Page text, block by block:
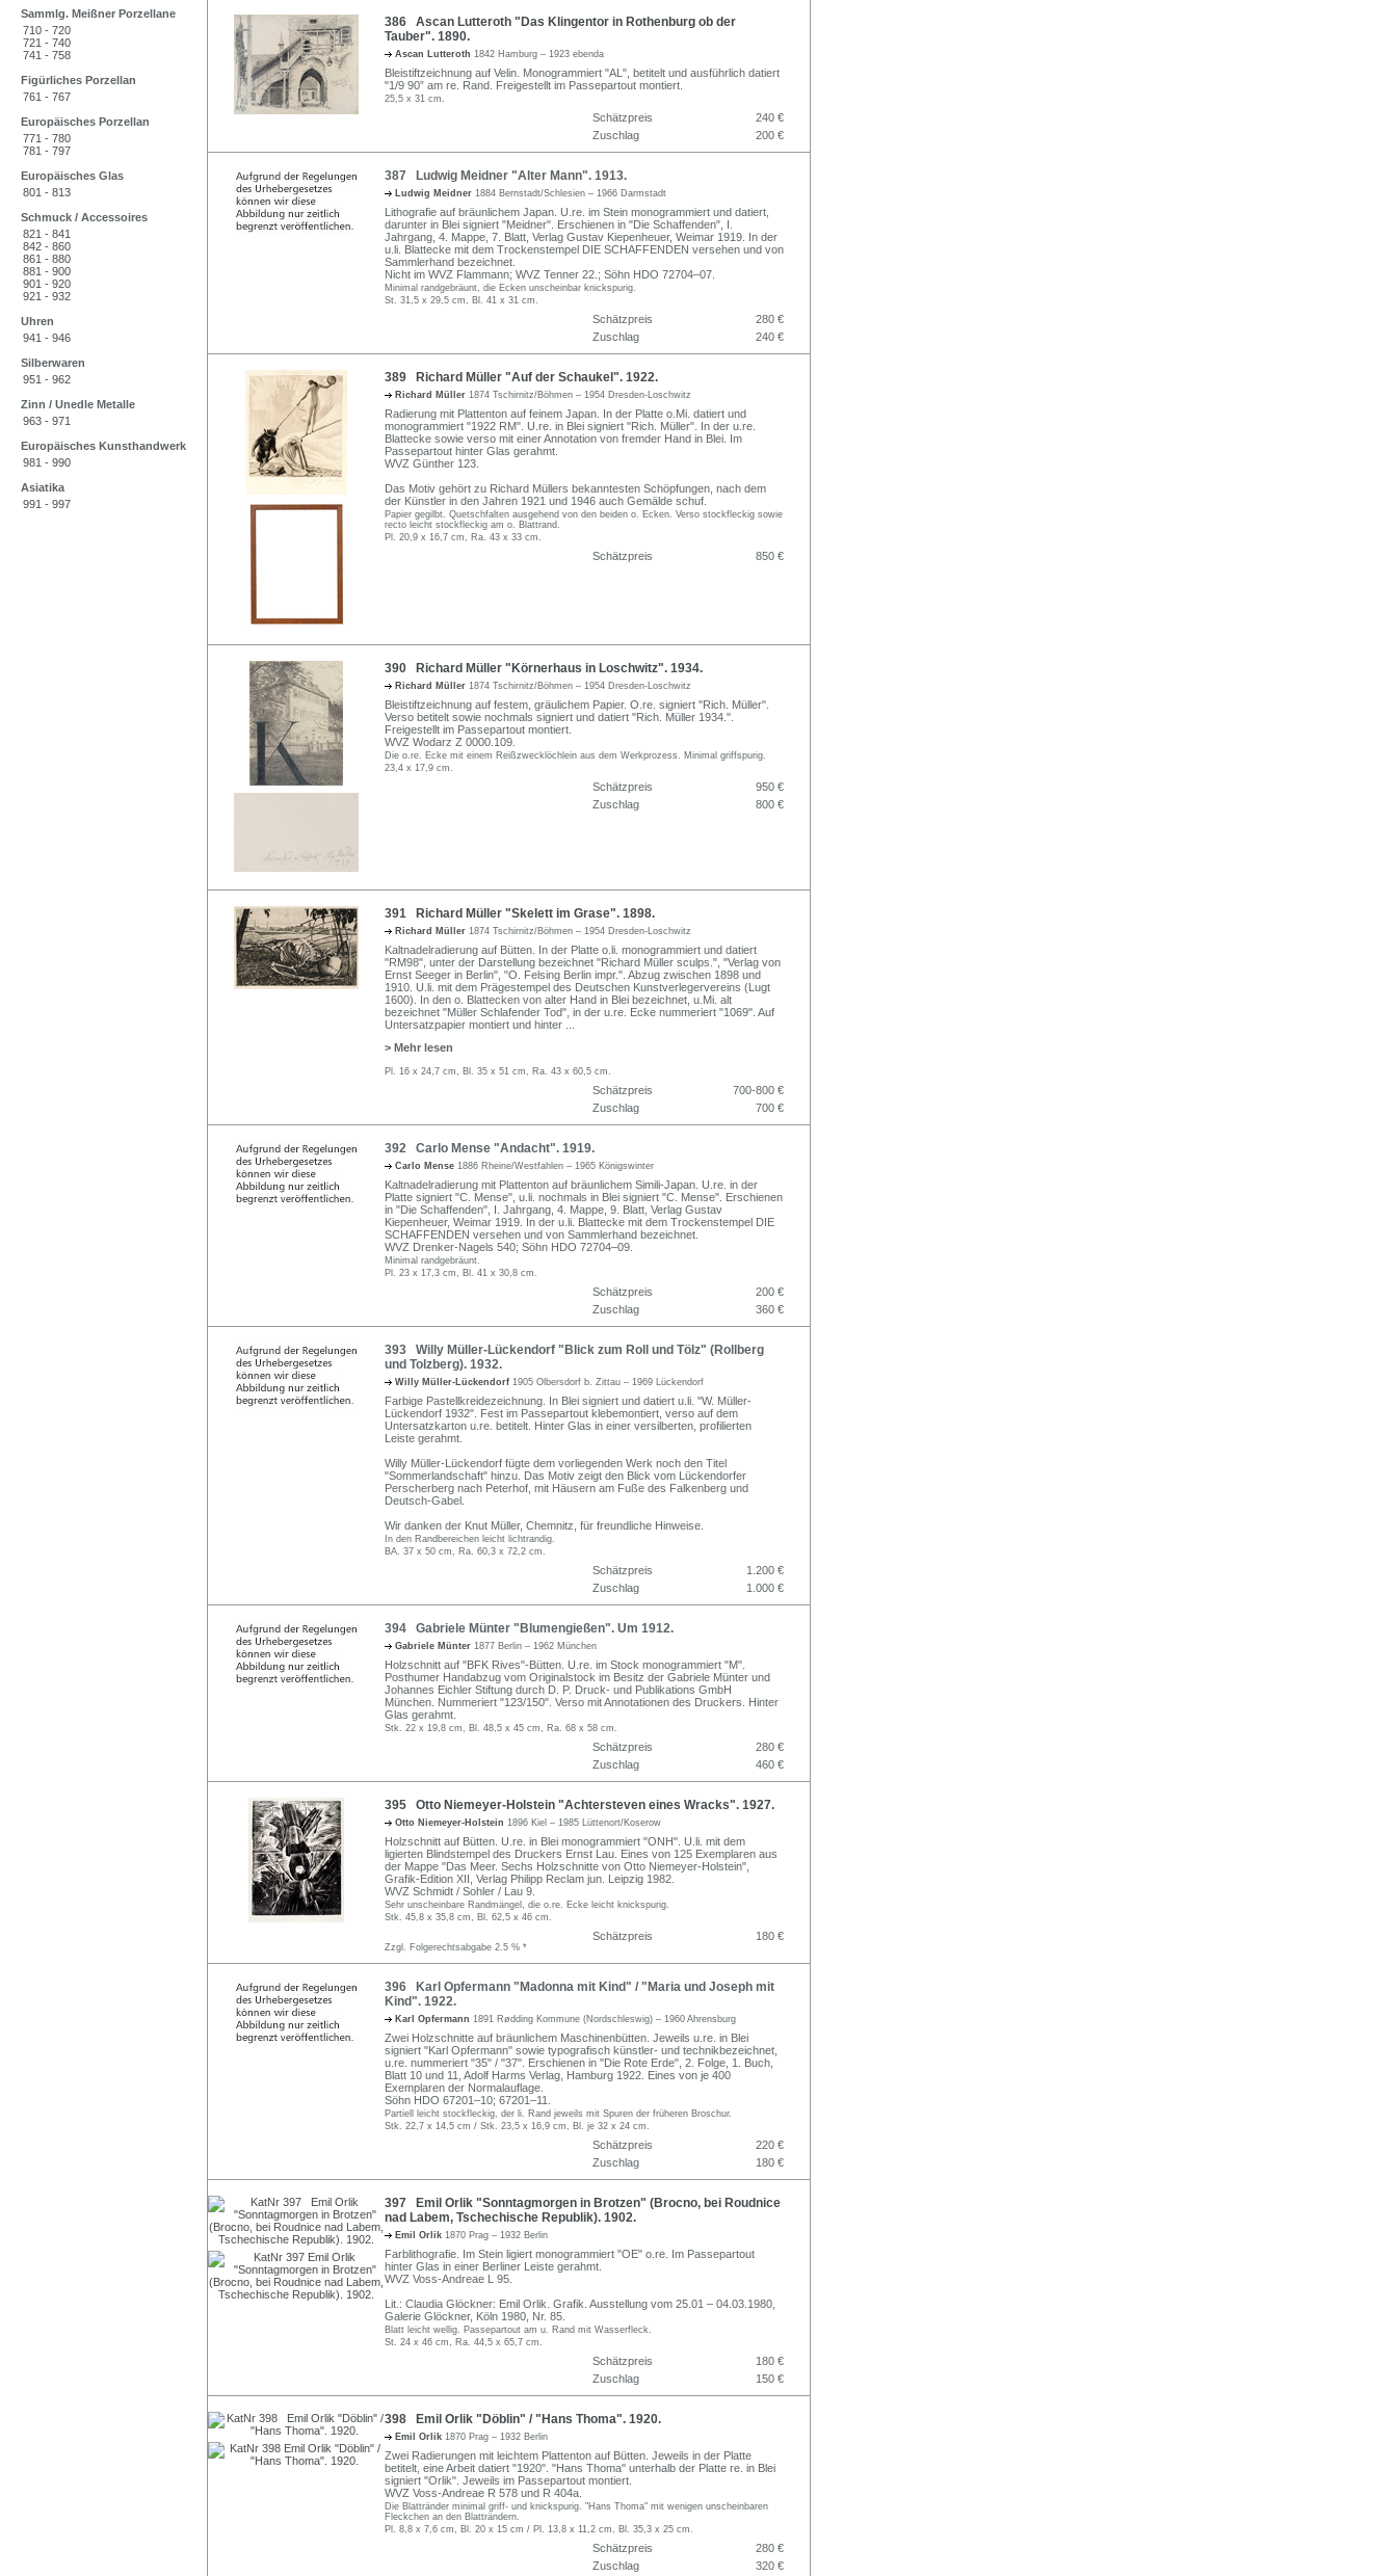
Sammlg. Meißner Porzellane
710 - 720
721 - 740
741 - 758
Figürliches Porzellan
761 - 767
Europäisches Porzellan
771 - 780
781 - 797
Europäisches Glas
801 - 813
Schmuck / Accessoires
821 - 841
842 - 860
861 - 880
881 - 900
901 - 920
921 - 932
Uhren
941 - 946
Silberwaren
951 - 962
Zinn / Unedle Metalle
963 - 971
Europäisches Kunsthandwerk
981 - 990
Asiatika
991 - 997
386 Ascan Lutteroth "Das Klingentor in Rothenburg ob der
Tauber". 1890.
Ascan Lutteroth 1842 Hamburg – 1923 ebenda
Bleistiftzeichnung auf Velin. Monogrammiert "AL", betitelt und ausführlich datiert
"1/9 90” am re. Rand. Freigestellt im Passepartout montiert.
25,5 x 31 cm.
Schätzpreis
240 €
Zuschlag
200 €
387 Ludwig Meidner "Alter Mann". 1913.
Ludwig Meidner 1884 Bernstadt/Schlesien – 1966 Darmstadt
Lithografie auf bräunlichem Japan. U.re. im Stein monogrammiert und datiert,
darunter in Blei signiert "Meidner". Erschienen in "Die Schaffenden", I.
Jahrgang, 4. Mappe, 7. Blatt, Verlag Gustav Kiepenheuer, Weimar 1919. In der
u.li. Blattecke mit dem Trockenstempel DIE SCHAFFENDEN versehen und von
Sammlerhand bezeichnet.
Nicht im WVZ Flammann; WVZ Tenner 22.; Söhn HDO 72704–07.
Minimal randgebräunt, die Ecken unscheinbar knickspurig.
St. 31,5 x 29,5 cm, Bl. 41 x 31 cm.
Schätzpreis
280 €
Zuschlag
240 €
389 Richard Müller "Auf der Schaukel". 1922.
Richard Müller 1874 Tschirnitz/Böhmen – 1954 Dresden-Loschwitz
Radierung mit Plattenton auf feinem Japan. In der Platte o.Mi. datiert und
monogrammiert "1922 RM". U.re. in Blei signiert "Rich. Müller". In der u.re.
Blattecke sowie verso mit einer Annotation von fremder Hand in Blei. Im
Passepartout hinter Glas gerahmt.
WVZ Günther 123.
Das Motiv gehört zu Richard Müllers bekanntesten Schöpfungen, nach dem
der Künstler in den Jahren 1921 und 1946 auch Gemälde schuf.
Papier gegilbt. Quetschfalten ausgehend von den beiden o. Ecken. Verso stockfleckig sowie
recto leicht stockfleckig am o. Blattrand.
Pl. 20,9 x 16,7 cm, Ra. 43 x 33 cm.
Schätzpreis 850 €
390 Richard Müller "Körnerhaus in Loschwitz". 1934.
Richard Müller 1874 Tschirnitz/Böhmen – 1954 Dresden-Loschwitz
Bleistiftzeichnung auf festem, gräulichem Papier. O.re. signiert "Rich. Müller".
Verso betitelt sowie nochmals signiert und datiert "Rich. Müller 1934.".
Freigestellt im Passepartout montiert.
WVZ Wodarz Z 0000.109.
Die o.re. Ecke mit einem Reißzwecklöchlein aus dem Werkprozess. Minimal griffspurig.
23,4 x 17,9 cm.
Schätzpreis
950 €
Zuschlag
800 €
391 Richard Müller "Skelett im Grase". 1898.
Richard Müller 1874 Tschirnitz/Böhmen – 1954 Dresden-Loschwitz
Kaltnadelradierung auf Bütten. In der Platte o.li. monogrammiert und datiert
"RM98", unter der Darstellung bezeichnet "Richard Müller sculps.", "Verlag von
Ernst Seeger in Berlin", "O. Felsing Berlin impr.". Abzug zwischen 1898 und
1910. U.li. mit dem Prägestempel des Deutschen Kunstverlegervereins (Lugt
1600). In den o. Blattecken von alter Hand in Blei bezeichnet, u.Mi. alt
bezeichnet "Müller Schlafender Tod", in der u.re. Ecke nummeriert "1069". Auf
Untersatzpapier montiert und hinter
> Mehr lesen
Pl. 16 x 24,7 cm, Bl. 35 x 51 cm, Ra. 43 x 60,5 cm.
Schätzpreis
700-800 €
Zuschlag
700 €
392 Carlo Mense "Andacht". 1919.
Carlo Mense 1886 Rheine/Westfahlen – 1965 Königswinter
Kaltnadelradierung mit Plattenton auf bräunlichem Simili-Japan. U.re. in der
Platte signiert "C. Mense", u.li. nochmals in Blei signiert "C. Mense". Erschienen
in "Die Schaffenden", I. Jahrgang, 4. Mappe, 9. Blatt, Verlag Gustav
Kiepenheuer, Weimar 1919. In der u.li. Blattecke mit dem Trockenstempel DIE
SCHAFFENDEN versehen und von Sammlerhand bezeichnet.
WVZ Drenker-Nagels 540; Söhn HDO 72704–09.
Minimal randgebräunt.
Pl. 23 x 17,3 cm, Bl. 41 x 30,8 cm.
Schätzpreis
200 €
Zuschlag
360 €
393 Willy Müller-Lückendorf "Blick zum Roll und Tölz" (Rollberg
und Tolzberg). 1932.
Willy Müller-Lückendorf 1905 Olbersdorf b. Zittau – 1969 Lückendorf
Farbige Pastellkreidezeichnung. In Blei signiert und datiert u.li. "W. Müller-
Lückendorf 1932". Fest im Passepartout klebemontiert, verso auf dem
Untersatzkarton u.re. betitelt. Hinter Glas in einer versilberten, profilierten
Leiste gerahmt.
Willy Müller-Lückendorf fügte dem vorliegenden Werk noch den Titel
"Sommerlandschaft" hinzu. Das Motiv zeigt den Blick vom Lückendorfer
Perscherberg nach Peterhof, mit Häusern am Fuße des Falkenberg und
Deutsch-Gabel.
Wir danken der Knut Müller, Chemnitz, für freundliche Hinweise.
In den Randbereichen leicht lichtrandig.
BA. 37 x 50 cm, Ra. 60,3 x 72,2 cm.
Schätzpreis
1.200 €
Zuschlag
1.000 €
394 Gabriele Münter "Blumengießen". Um 1912.
Gabriele Münter 1877 Berlin – 1962 München
Holzschnitt auf "BFK Rives"-Bütten. U.re. im Stock monogrammiert "M".
Posthumer Handabzug vom Originalstock im Besitz der Gabriele Münter und
Johannes Eichler Stiftung durch D. P. Druck- und Publikations GmbH
München. Nummeriert "123/150". Verso mit Annotationen des Druckers. Hinter
Glas gerahmt.
Stk. 22 x 19,8 cm, Bl. 48,5 x 45 cm, Ra. 68 x 58 cm.
Schätzpreis
280 €
Zuschlag
460 €
395 Otto Niemeyer-Holstein "Achtersteven eines Wracks". 1927.
Otto Niemeyer-Holstein 1896 Kiel – 1985 Lüttenort/Koserow
Holzschnitt auf Bütten. U.re. in Blei monogrammiert "ONH". U.li. mit dem
ligierten Blindstempel des Druckers Ernst Lau. Eines von 125 Exemplaren aus
der Mappe "Das Meer. Sechs Holzschnitte von Otto Niemeyer-Holstein",
Grafik-Edition XII, Verlag Philipp Reclam jun. Leipzig 1982.
WVZ Schmidt / Sohler / Lau 9.
Sehr unscheinbare Randmängel, die o.re. Ecke leicht knickspurig.
Stk. 45,8 x 35,8 cm, Bl. 62,5 x 46 cm.
Schätzpreis 180 €
Zzgl. Folgerechtsabgabe 2.5 % *
396 Karl Opfermann "Madonna mit Kind" / "Maria und Joseph mit
Kind". 1922.
Karl Opfermann 1891 Rødding Kommune (Nordschleswig) – 1960 Ahrensburg
Zwei Holzschnitte auf bräunlichem Maschinenbütten. Jeweils u.re. in Blei
signiert "Karl Opfermann" sowie typografisch künstler- und technikbezeichnet,
u.re. nummeriert "35" / "37". Erschienen in "Die Rote Erde", 2. Folge, 1. Buch,
Blatt 10 und 11, Adolf Harms Verlag, Hamburg 1922. Eines von je 400
Exemplaren der Normalauflage.
Söhn HDO 67201–10; 67201–11.
Partiell leicht stockfleckig, der li. Rand jeweils mit Spuren der früheren Broschur.
Stk. 22,7 x 14,5 cm / Stk. 23,5 x 16,9 cm, Bl. je 32 x 24 cm.
Schätzpreis
220 €
Zuschlag
180 €
397 Emil Orlik "Sonntagmorgen in Brotzen" (Brocno, bei Roudnice
nad Labem, Tschechische Republik). 1902.
Emil Orlik 1870 Prag – 1932 Berlin
Farblithografie. Im Stein ligiert monogrammiert "OE" o.re. Im Passepartout
hinter Glas in einer Berliner Leiste gerahmt.
WVZ Voss-Andreae L 95.
Lit.: Claudia Glöckner: Emil Orlik. Grafik. Ausstellung vom 25.01 – 04.03.1980,
Galerie Glöckner, Köln 1980, Nr. 85.
Blatt leicht wellig. Passepartout am u. Rand mit Wasserfleck.
St. 24 x 46 cm, Ra. 44,5 x 65,7 cm.
Schätzpreis
180 €
Zuschlag
150 €
398 Emil Orlik "Döblin" / "Hans Thoma". 1920.
Emil Orlik 1870 Prag – 1932 Berlin
Zwei Radierungen mit leichtem Plattenton auf Bütten. Jeweils in der Platte
betitelt, eine Arbeit datiert "1920". "Hans Thoma" unterhalb der Platte re. in Blei
signiert "Orlik". Jeweils im Passepartout montiert.
WVZ Voss-Andreae R 578 und R 404a.
Die Blattränder minimal griff- und knickspurig. "Hans Thoma" mit wenigen unscheinbaren
Fleckchen an den Blatträndern.
Pl. 8,8 x 7,6 cm, Bl. 20 x 15 cm / Pl. 13,8 x 11,2 cm, Bl. 35,3 x 25 cm.
Schätzpreis
280 €
Zuschlag
320 €